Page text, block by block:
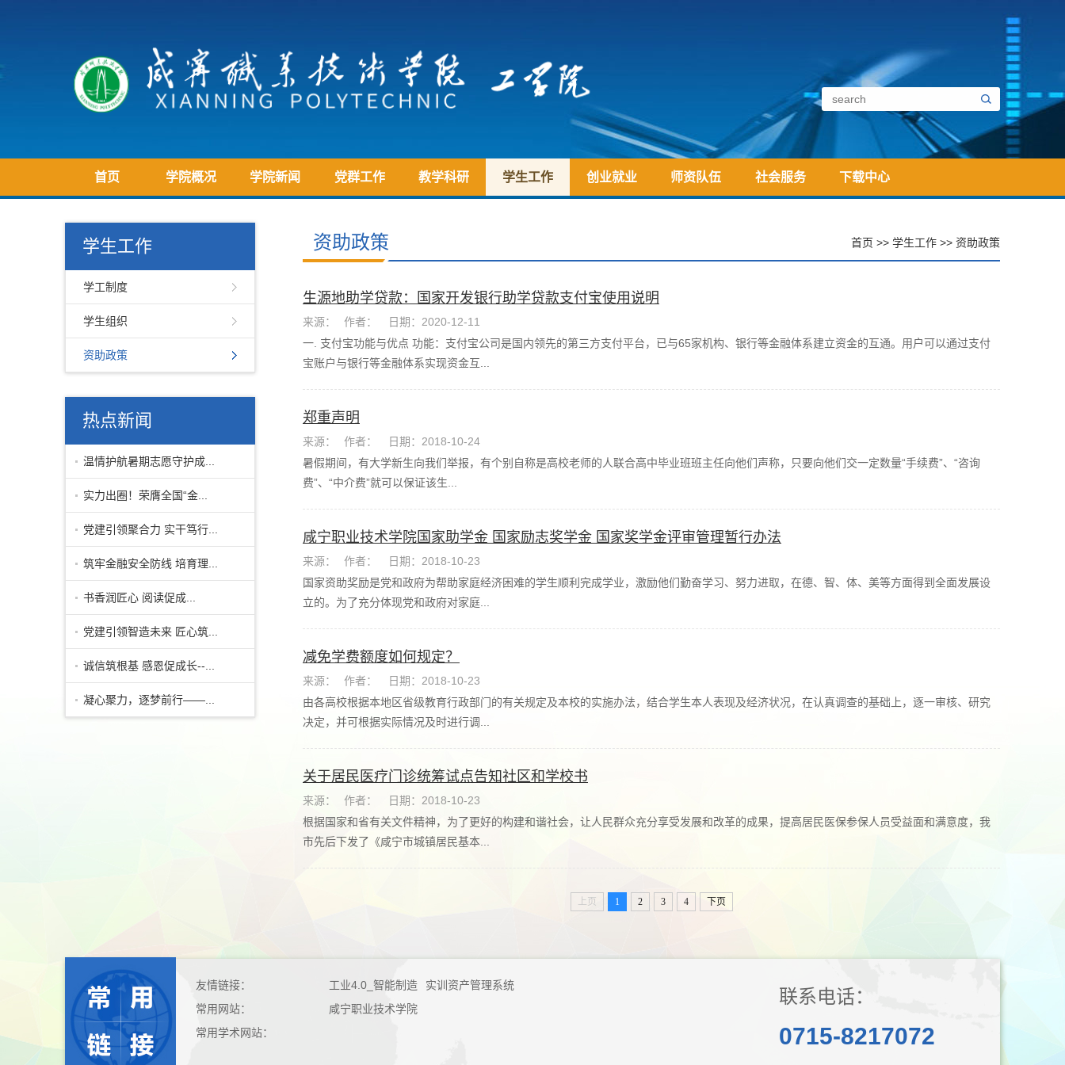
首页 学院概况 学院新闻 党群工作 教学科研 学生工作 创业就业 师资队伍 社会服务 下载中心
学生工作
学工制度
学生组织
资助政策
热点新闻
温情护航暑期志愿守护成...
实力出圈！荣膺全国“金...
党建引领聚合力 实干笃行...
筑牢金融安全防线 培育理...
书香润匠心 阅读促成...
党建引领智造未来 匠心筑...
诚信筑根基 感恩促成长--...
凝心聚力，逐梦前行——...
资助政策 首页 >> 学生工作 >> 资助政策
生源地助学贷款：国家开发银行助学贷款支付宝使用说明
来源： 作者：
日期：2020-12-11
一. 支付宝功能与优点 功能：支付宝公司是国内领先的第三方支付平台，已与65家机构、银行等金融体系建立资金的互通。用户可以通过支付
宝账户与银行等金融体系实现资金互...
郑重声明
来源： 作者：
日期：2018-10-24
暑假期间，有大学新生向我们举报，有个别自称是高校老师的人联合高中毕业班班主任向他们声称，只要向他们交一定数量“手续费”、“咨询
费”、“中介费”就可以保证该生...
咸宁职业技术学院国家助学金 国家励志奖学金 国家奖学金评审管理暂行办法
来源： 作者：
日期：2018-10-23
国家资助奖励是党和政府为帮助家庭经济困难的学生顺利完成学业，激励他们勤奋学习、努力进取，在德、智、体、美等方面得到全面发展设
立的。为了充分体现党和政府对家庭...
减免学费额度如何规定？
来源： 作者：
日期：2018-10-23
由各高校根据本地区省级教育行政部门的有关规定及本校的实施办法，结合学生本人表现及经济状况，在认真调查的基础上，逐一审核、研究
决定，并可根据实际情况及时进行调...
关于居民医疗门诊统筹试点告知社区和学校书
来源： 作者：
日期：2018-10-23
根据国家和省有关文件精神，为了更好的构建和谐社会，让人民群众充分享受发展和改革的成果，提高居民医保参保人员受益面和满意度，我
市先后下发了《咸宁市城镇居民基本...
上页 1 2 3 4 下页
友情链接： 工业4.0_智能制造
实训资产管理系统
常用网站：
咸宁职业技术学院
常用学术网站：
联系电话：
0715-8217072